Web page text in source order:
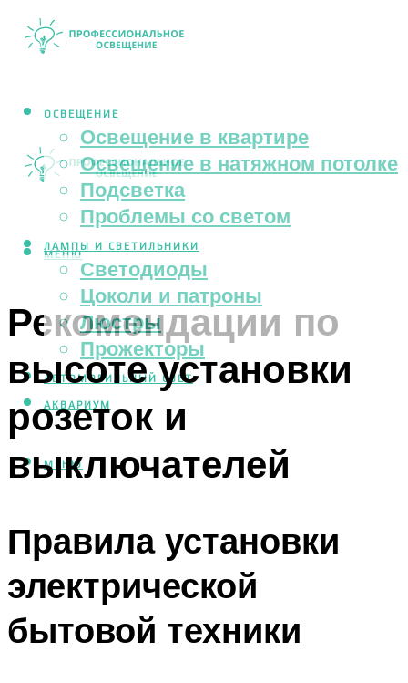
ОСВЕЩЕНИЕ
Освещение в квартире
Освещение в натяжном потолке
Подсветка
Проблемы со светом
ЛАМПЫ И СВЕТИЛЬНИКИ
Светодиоды
Цоколи и патроны
Люстры
Прожекторы
АВТОМОБИЛЬНЫЙ СВЕТ
АКВАРИУМ
МЕНЮ
МЕНЮ
Рекомендации по
высоте установки
розеток и
выключателей
Правила установки
электрической
бытовой техники